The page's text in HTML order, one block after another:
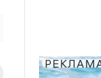
РЕКЛАМА